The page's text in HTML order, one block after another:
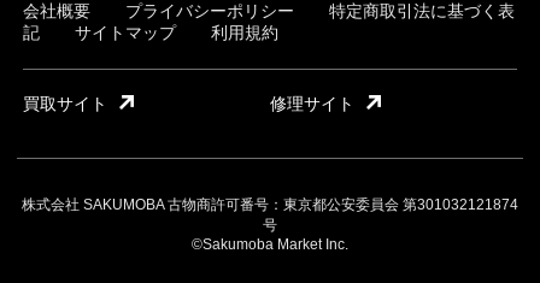
会社概要 プライバシーポリシー
特定商取引法に基づく表
記
サイトマップ 利用規約
買取サイト 修理サイト
株式会社 SAKUMOBA 古物商許可番号：東京都公安委員会 第301032121874
号
©Sakumoba Market Inc.